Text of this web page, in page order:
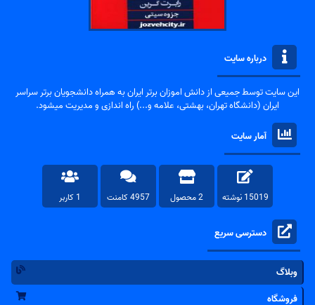
درباره سایت
این سایت توسط جمیعی از دانش اموزان برتر ایران به همراه دانشجویان برتر سراسر
ایران (دانشگاه تهران، بهشتی، علامه و...) راه اندازی و مدیریت میشود.
آمار سایت
15019 نوشته 2 محصول 4957 کامنت 1 کاربر
دسترسی سریع
وبلاگ
فروشگاه